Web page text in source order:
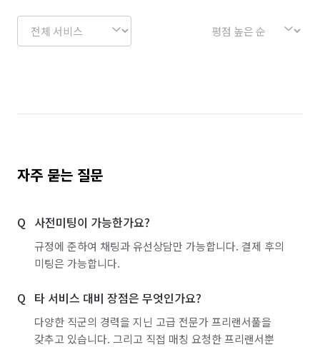
자주 묻는 질문
사전미팅이 가능한가요?
규정에 준하여 채팅과 유선상담만 가능합니다. 결제 후의
미팅은 가능합니다.
타 서비스 대비 장점은 무엇인가요?
다양한 직군의 경력을 지닌 고급 전문가 프리랜서풀을
갖추고 있습니다. 그리고 직접 매칭 요청한 프리랜서뿐